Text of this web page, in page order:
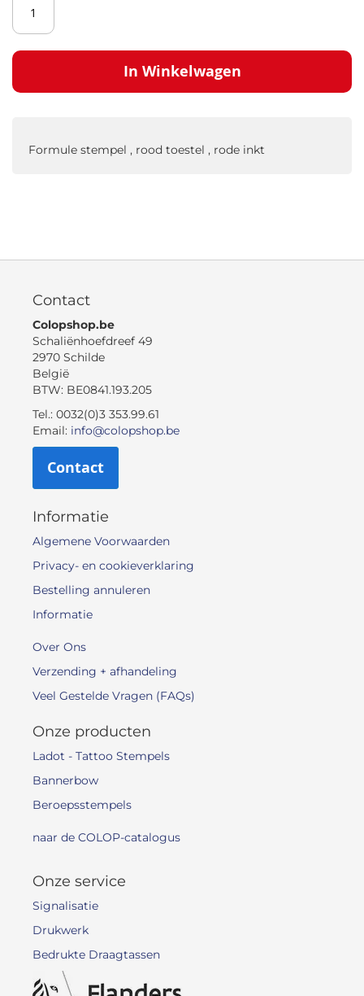
In Winkelwagen
Formule stempel , rood toestel , rode inkt
Contact
Colopshop.be
Schaliënhoefdreef 49
2970 Schilde
België
BTW: BE0841.193.205
Tel.: 0032(0)3 353.99.61
Email: info@colopshop.be
Contact
Informatie
Algemene Voorwaarden
Privacy- en cookieverklaring
Bestelling annuleren
Informatie
Over Ons
Verzending + afhandeling
Veel Gestelde Vragen (FAQs)
Onze producten
Ladot - Tattoo Stempels
Bannerbow
Beroepsstempels
naar de COLOP-catalogus
Onze service
Signalisatie
Drukwerk
Bedrukte Draagtassen